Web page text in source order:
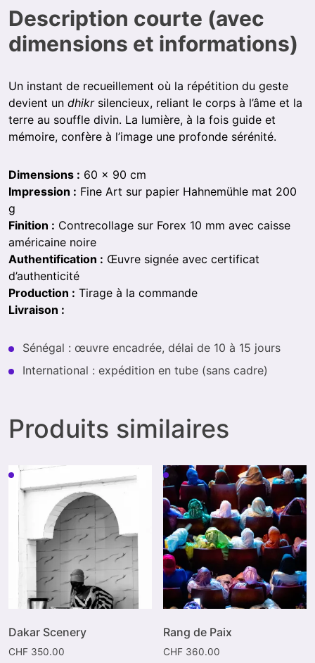
Description courte (avec
dimensions et informations)
Un instant de recueillement où la répétition du geste
devient un dhikrsilencieux, reliant le corps à l’âme et la
terre au souffle divin. La lumière, à la fois guide et
mémoire, confère à l’image une profonde sérénité.
Dimensions : 60 × 90 cm
Impression : Fine Art sur papier Hahnemühle mat 200
g
Finition : Contrecollage sur Forex 10 mm avec caisse
américaine noire
Authentification : Œuvre signée avec certificat
d’authenticité
Production : Tirage à la commande
Livraison :
Sénégal : œuvre encadrée, délai de 10 à 15 jours
International : expédition en tube (sans cadre)
Produits similaires
Dakar Scenery
CHF 350.00
Rang de Paix
CHF 360.00